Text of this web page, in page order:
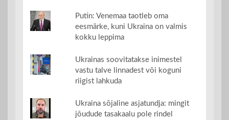
Putin: Venemaa taotleb oma
eesmärke, kuni Ukraina on valmis
kokku leppima
Ukrainas soovitatakse inimestel
vastu talve linnadest või koguni
riigist lahkuda
Ukraina sõjaline asjatundja: mingit
jõudude tasakaalu pole rindel